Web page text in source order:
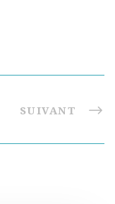
SUIVANT